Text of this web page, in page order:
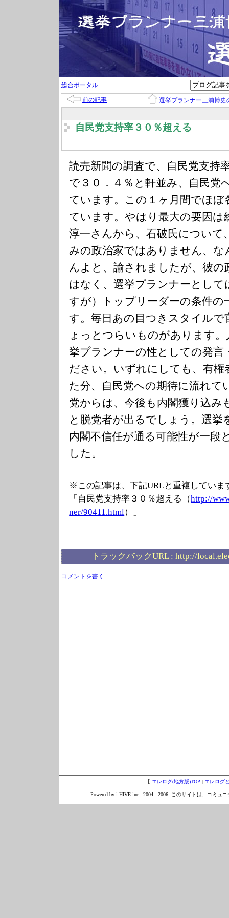
総合ポータル
前の記事 選挙プランナー三浦博史
自民党支持率３０％超える
読売新聞の調査で、自民党支持
で３０．４％と軒並み、自民党
ています。この１ヶ月間でほぼ
ています。やはり最大の要因は
淳一さんから、石破氏について
みの政治家ではありません、
んよと、諭されましたが、彼の
はなく、選挙プランナーとし
すが）トップリーダーの条件
す。毎日あの目つきスタイルで
ょっとつらいものがあります
挙プランナーの性としての発言
ださい。いずれにしても、有権
た分、自民党への期待に流れて
党からは、今後も内閣獲り込み
と脱党者が出るでしょう。選
内閣不信任が通る可能性が一段
した。
※この記事は、下記URLと重複していま
「自民党支持率３０％超える（http://
ner/90411.html ）」
トラックバックURL : http://
コメントを書く
【 エレログ(地方版)TOP | エレログ
Powered by i-HIVE inc., 2004 - 2006. このサイトは、コミュ